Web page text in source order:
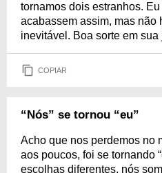
tornamos dois estranhos.
acabassem assim, mas não
inevitável. Boa sorte em sua
COPIAR
“Nós” se tornou “eu”
Acho que nos perdemos no
aos poucos, foi se tornando
escolhas diferentes, nós